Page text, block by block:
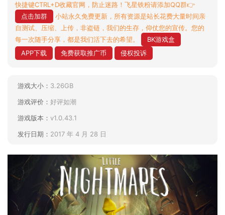
快捷键CTRL+D收藏官网，防止迷路！飞星铁粉请添加QQ群👉
点击加群
小站永久免费更新，所有资源是站长花费大量时间亲
自测试、压缩、上传，非盗链，我们的生存，仰仗您的宣传。您的
每一次随手分享，都是我们活下去的希望。
BK游戏盒
APP下载
免费获取推广币 侵权投诉
游戏大小： 3.26GB
游戏评价： 好评如潮
游戏版本： v1.0.43.1
发行日期： 2017 年 4 月 28 日